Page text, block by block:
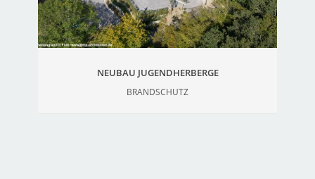
NEUBAU JUGENDHERBERGE
BRANDSCHUTZ